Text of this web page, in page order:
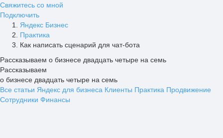
Свяжитесь со мной
Подключить
Яндекс Бизнес
Практика
Как написать сценарий для чат-бота
Рассказываем о бизнесе двадцать четыре на семь
Рассказываем
о бизнесе двадцать четыре на семь
Все статьи Яндекс для бизнеса Клиенты Практика Продвижение
Сотрудники Финансы